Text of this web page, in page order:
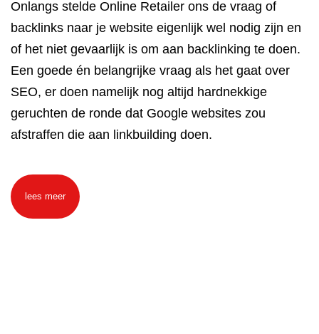
Onlangs stelde Online Retailer ons de vraag of
backlinks naar je website eigenlijk wel nodig zijn en
of het niet gevaarlijk is om aan backlinking te doen.
Een goede én belangrijke vraag als het gaat over
SEO, er doen namelijk nog altijd hardnekkige
geruchten de ronde dat Google websites zou
afstraffen die aan linkbuilding doen.
lees meer